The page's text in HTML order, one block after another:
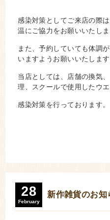
感染対策としてご来店の際
温にご協力をお願いいたしま
また、予約していても体調
いますようお願いいたします
当店としては、店舗の換気
理、スクールで使用したウ
感染対策を行っております。
28
February
新作雑貨のお知